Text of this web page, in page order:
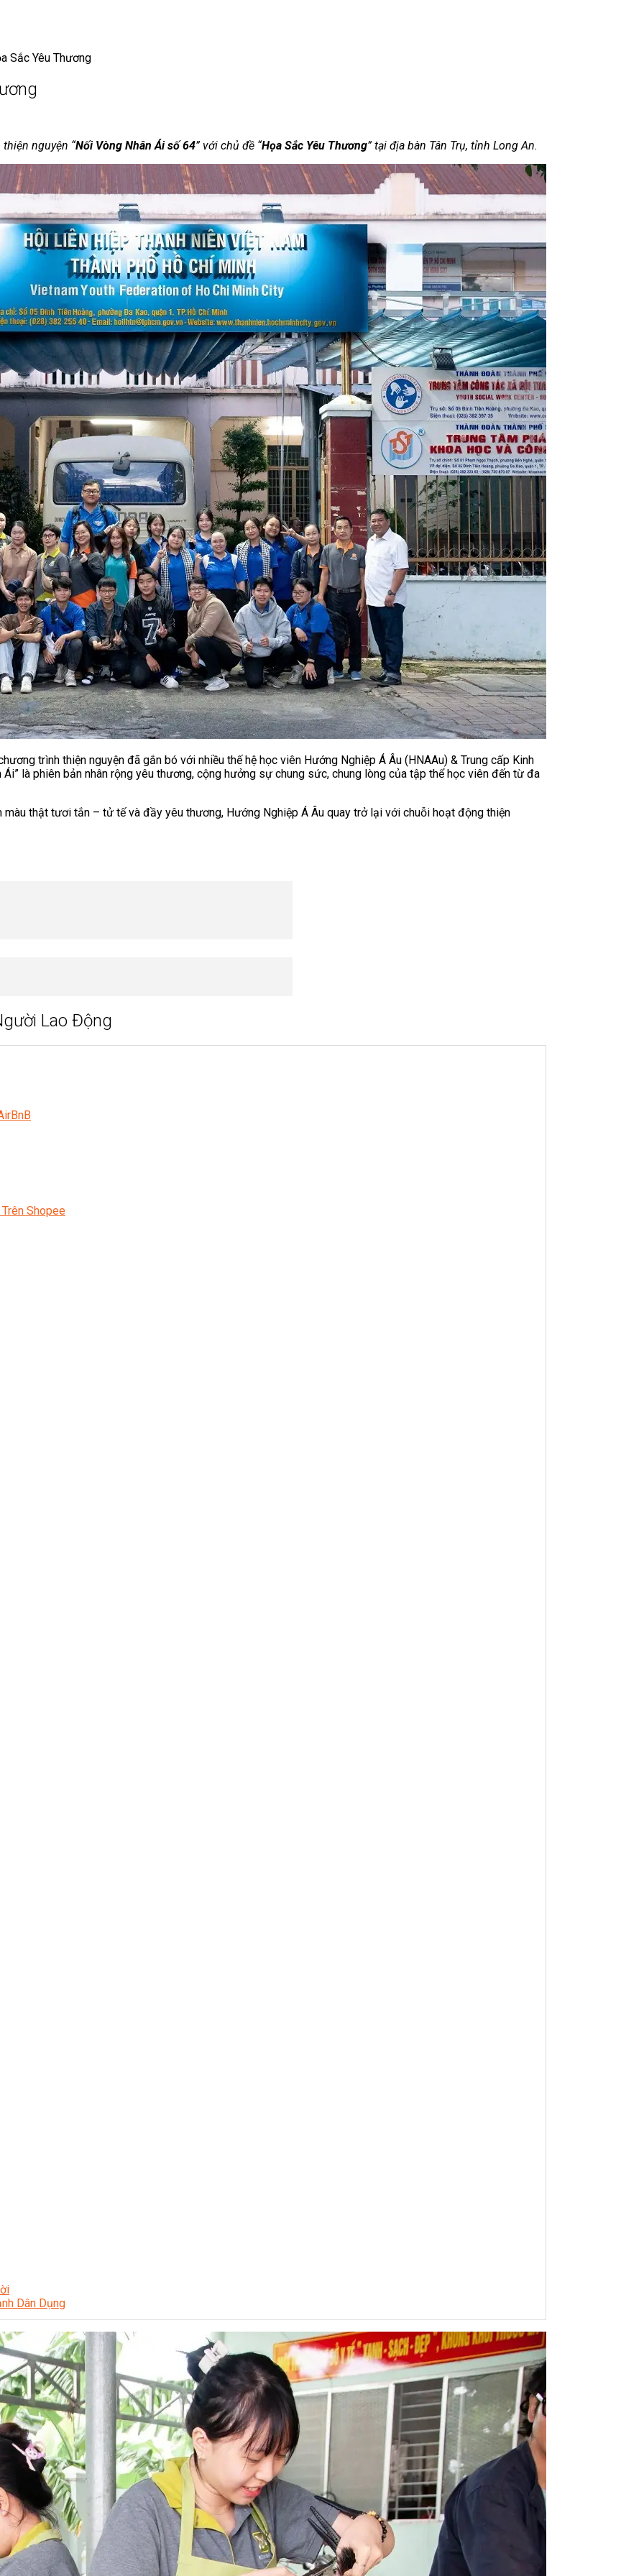
Shopee
Dân Dụng
Sắc Yêu Thương
nguyện “Nối Vòng Nhân Ái số 64” với chủ đề “Họa Sắc Yêu Thương” tại địa bàn Tân Trụ, tỉnh Long An.
trình thiện nguyện đã gắn bó với nhiều thế hệ học viên Hướng Nghiệp Á Âu (HNAAu) & Trung cấp Kinh
là phiên bản nhân rộng yêu thương, cộng hưởng sự chung sức, chung lòng của tập thể học viên đến từ đa
thật tươi tắn – tử tế và đầy yêu thương, Hướng Nghiệp Á Âu quay trở lại với chuỗi hoạt động thiện
Lao Động